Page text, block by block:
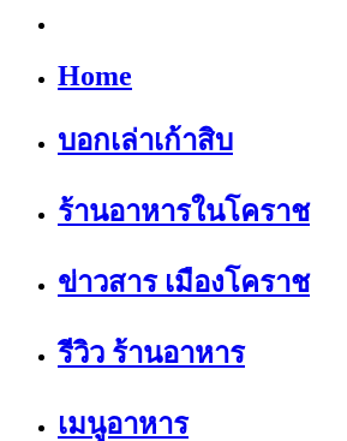
Home
บอกเล่าเก้าสิบ
ร้านอาหารในโคราช
ข่าวสาร เมืองโคราช
รีวิว ร้านอาหาร
เมนูอาหาร